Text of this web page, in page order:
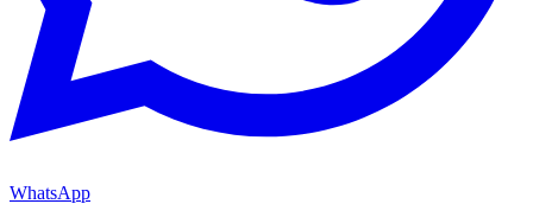
WhatsApp